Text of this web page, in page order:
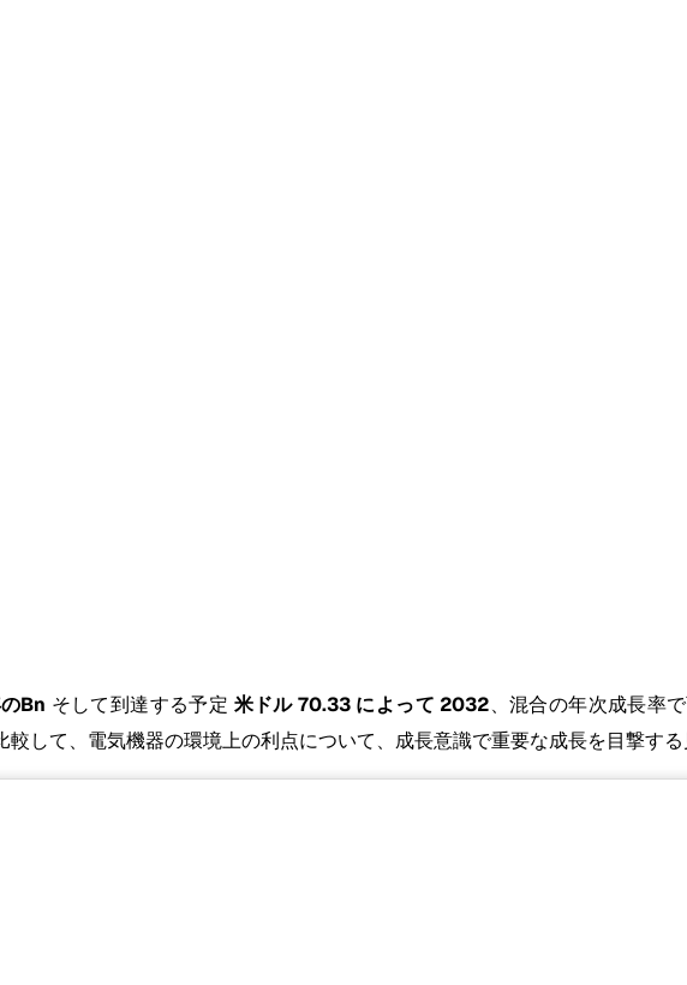
Bn そして到達する予定 米ドル 70.33 によって 2032、混合の年次成長率
して、電気機器の環境上の利点について、成長意識で重要な成長を目撃する